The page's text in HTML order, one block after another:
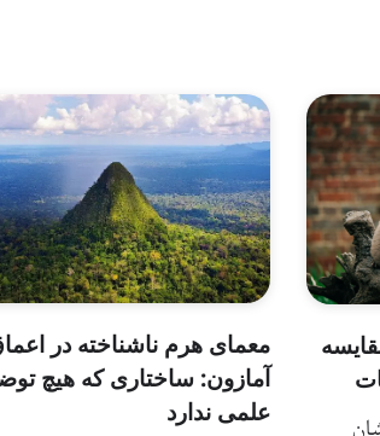
معمای هرم ناشناخته در
آمازون: ساختاری که هیچ
علمی ندارد